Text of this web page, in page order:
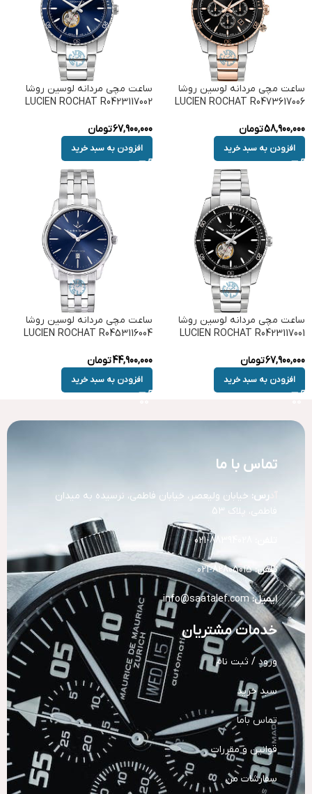
ساعت مچی مردانه لوسین روشا
LUCIEN ROCHAT R0473617006
58,900,000تومان
افزودن به سبد خرید
ساعت مچی مردانه لوسین روشا
LUCIEN ROCHAT R0423117002
67,900,000تومان
افزودن به سبد خرید
ساعت مچی مردانه لوسین روشا
LUCIEN ROCHAT R0423117001
67,900,000تومان
افزودن به سبد خرید
ساعت مچی مردانه لوسین روشا
LUCIEN ROCHAT R0453116004
44,900,000تومان
افزودن به سبد خرید
تماس با ما
رس: خیابان ولیعصر، خیابان فاطمی، نرسیده به میدان
فاطمی، پلاک 53
تلفن:82805015-021
ایمیل: info@saatalef.com
خدمات مشتریان
ورود / ثبت نام
سبد خرید
تماس باما
قوانین و مقررات
سفارشات من